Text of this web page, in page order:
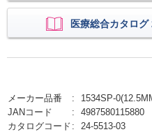
医療総合カタロ
メーカー品番
1534SP-
JANコード
4987580115880
カタログコード
24-5513-03